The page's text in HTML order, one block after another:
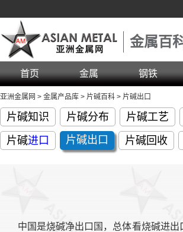
金属百
首页 金属 钢铁
亚洲金属网 > 金属产品库 > 片碱百科 > 片碱出口
片碱知识 片碱分布 片碱工艺
片碱进口 片碱出口 片碱回收
中国是烧碱净出口国，总体看烧碱进